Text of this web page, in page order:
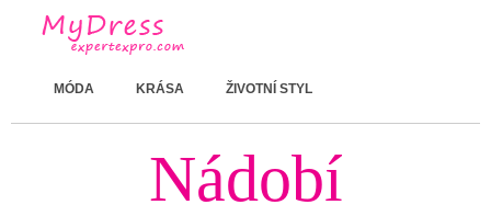
MÓDA KRÁSA ŽIVOTNÍ STYL
Nádobí